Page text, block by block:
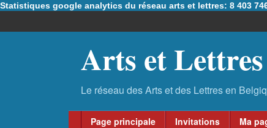
Statistiques google analytics du réseau arts et lettres: 8 403
Arts et Lettres
Page principale Invitations Ma